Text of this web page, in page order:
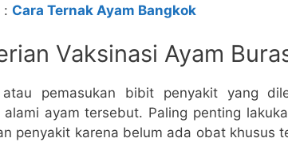
: Cara Ternak Ayam Bangkok
Vaksinasi Ayam
atau pemasukan bibit penyakit yang
alami ayam tersebut. Paling penting
penyakit karena belum ada obat khusus